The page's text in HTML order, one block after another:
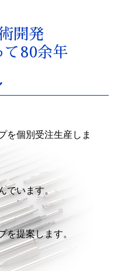
開発
て80余年
を個別受注生産しま
でいます。
を提案します。